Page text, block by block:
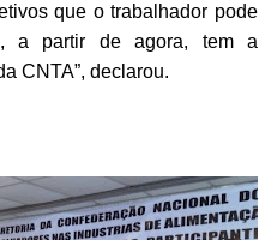
que o trabalhador pode
a partir de agora, tem a
CNTA”, declarou.